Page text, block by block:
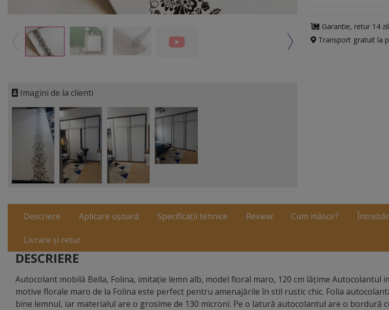
Imagini de la clienti
Garantie, retur 14
Transport gratuit la
Descriere Aplicare ușoară Specificații tehnice Review Cum măsor?
Livrare și retur
DESCRIERE
Autocolant mobilă Bella, Folina, imitaţie lemn alb, model floral maro, 120 cm lăţime Autocolantul
motive florale maro de la Folina este perfect pentru amenajările în stil rustic chic. Folia
bine lemnul, iar materialul are o grosime de 130 microni. Pe o latură autocolantul are o bordură